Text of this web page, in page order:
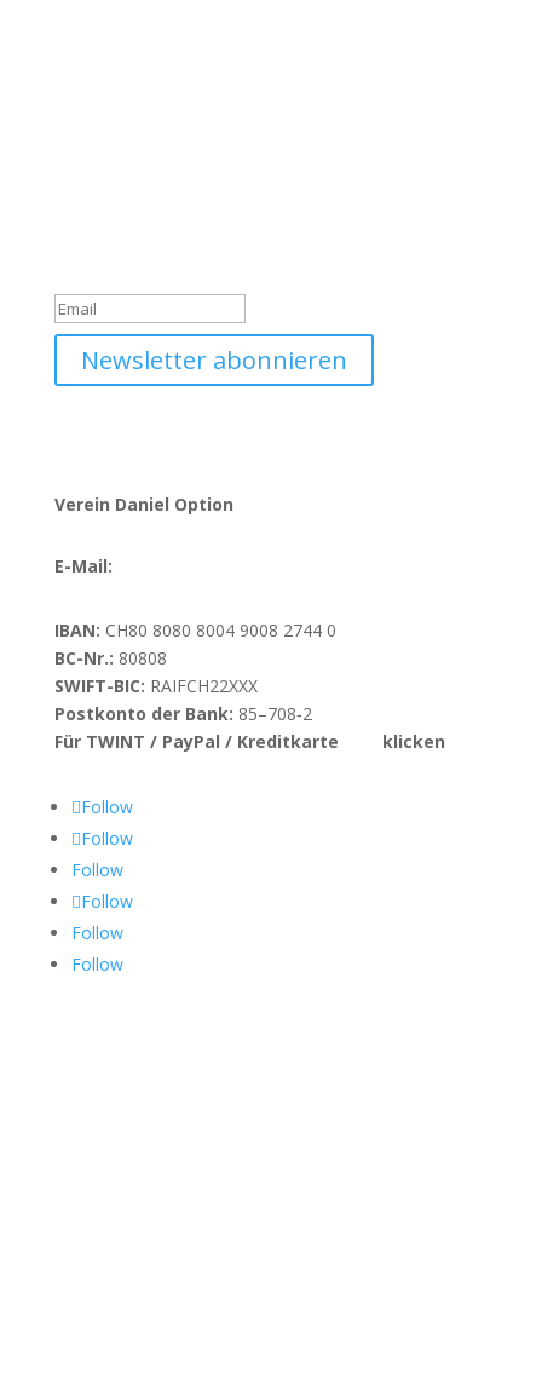
Newsletter abonnieren
Verein Daniel Option
E-Mail:
IBAN: CH80 8080 8004 9008 2744 0
BC-Nr.: 80808
SWIFT-BIC: RAIFCH22XXX
Postkonto der Bank: 85–708‑2
Für TWINT / PayPal / Kreditkarte
klicken
Follow
Follow
Follow
Follow
Follow
Follow